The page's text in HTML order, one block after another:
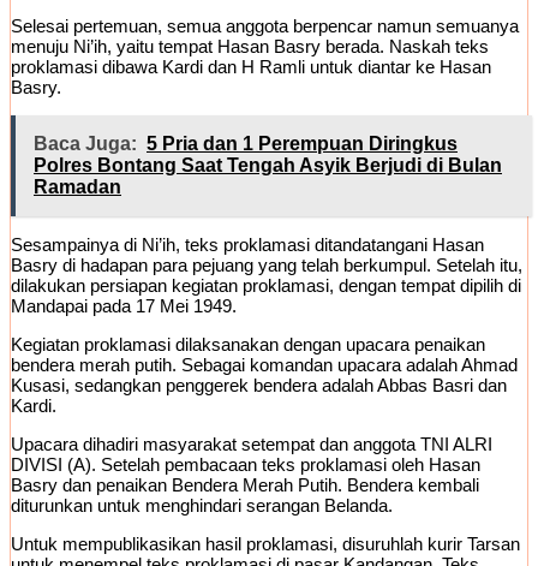
Selesai pertemuan, semua anggota berpencar namun semuanya
menuju Ni’ih, yaitu tempat Hasan Basry berada. Naskah teks
proklamasi dibawa Kardi dan H Ramli untuk diantar ke Hasan
Basry.
Baca Juga: 5 Pria dan 1 Perempuan Diringkus
Polres Bontang Saat Tengah Asyik Berjudi di Bulan
Ramadan
Sesampainya di Ni’ih, teks proklamasi ditandatangani Hasan
Basry di hadapan para pejuang yang telah berkumpul. Setelah itu,
dilakukan persiapan kegiatan proklamasi, dengan tempat dipilih di
Mandapai pada 17 Mei 1949.
Kegiatan proklamasi dilaksanakan dengan upacara penaikan
bendera merah putih. Sebagai komandan upacara adalah Ahmad
Kusasi, sedangkan penggerek bendera adalah Abbas Basri dan
Kardi.
Upacara dihadiri masyarakat setempat dan anggota TNI ALRI
DIVISI (A). Setelah pembacaan teks proklamasi oleh Hasan
Basry dan penaikan Bendera Merah Putih. Bendera kembali
diturunkan untuk menghindari serangan Belanda.
Untuk mempublikasikan hasil proklamasi, disuruhlah kurir Tarsan